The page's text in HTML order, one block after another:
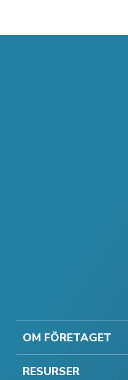
OM FÖRETAGET
RESURSER